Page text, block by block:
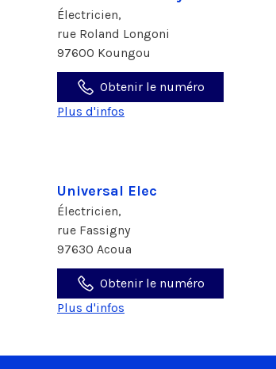
Électricien,
rue Roland Longoni
97600 Koungou
Obtenir le numéro
Plus d'infos
Universal Elec
Électricien,
rue Fassigny
97630 Acoua
Obtenir le numéro
Plus d'infos